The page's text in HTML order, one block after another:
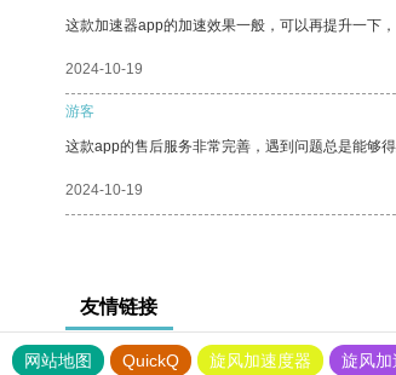
这款加速器app的加速效果一般，可以再提升一下
2024-10-19
游客
这款app的售后服务非常完善，遇到问题总是能够
2024-10-19
友情链接
网站地图 QuickQ 旋风加速度器 旋风加